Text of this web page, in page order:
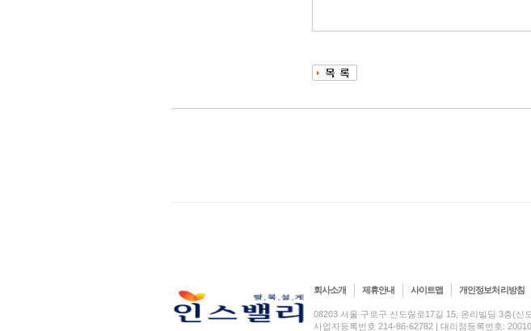
회사소개 제휴안내 사이트맵 개인정보처리방침
08203 서울 구로구 신도림로17길 15, 온리빌딩 3층(
사업자등록번호 214-86-62782 | 대리점등록번호: